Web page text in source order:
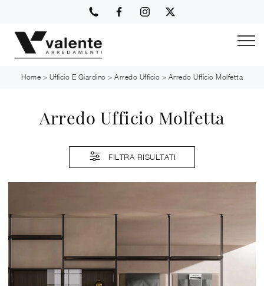
Home > Ufficio E Giardino > Arredo Ufficio > Arredo Ufficio Molfetta
Arredo Ufficio Molfetta
FILTRA RISULTATI